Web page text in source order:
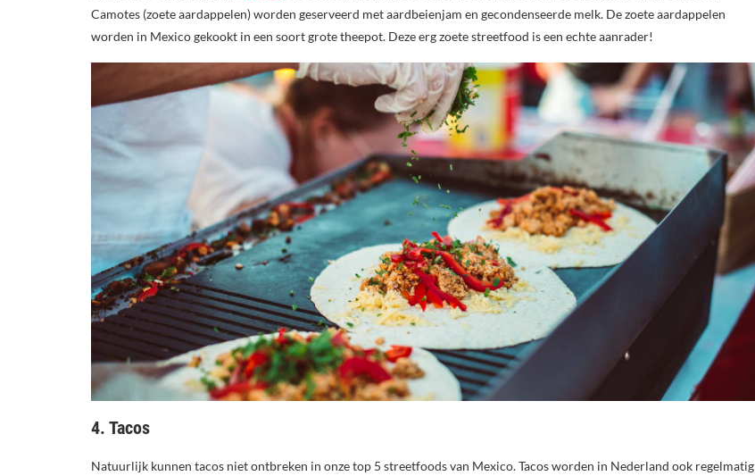
Camotes (zoete aardappelen) worden geserveerd met aardbeienjam en gecondenseerde melk. De zoete aardappelen
worden in Mexico gekookt in een soort grote theepot. Deze erg zoete streetfood is een echte aanrader!
4. Tacos
Natuurlijk kunnen tacos niet ontbreken in onze top 5 streetfoods van Mexico. Tacos worden in Nederland ook regelmatig